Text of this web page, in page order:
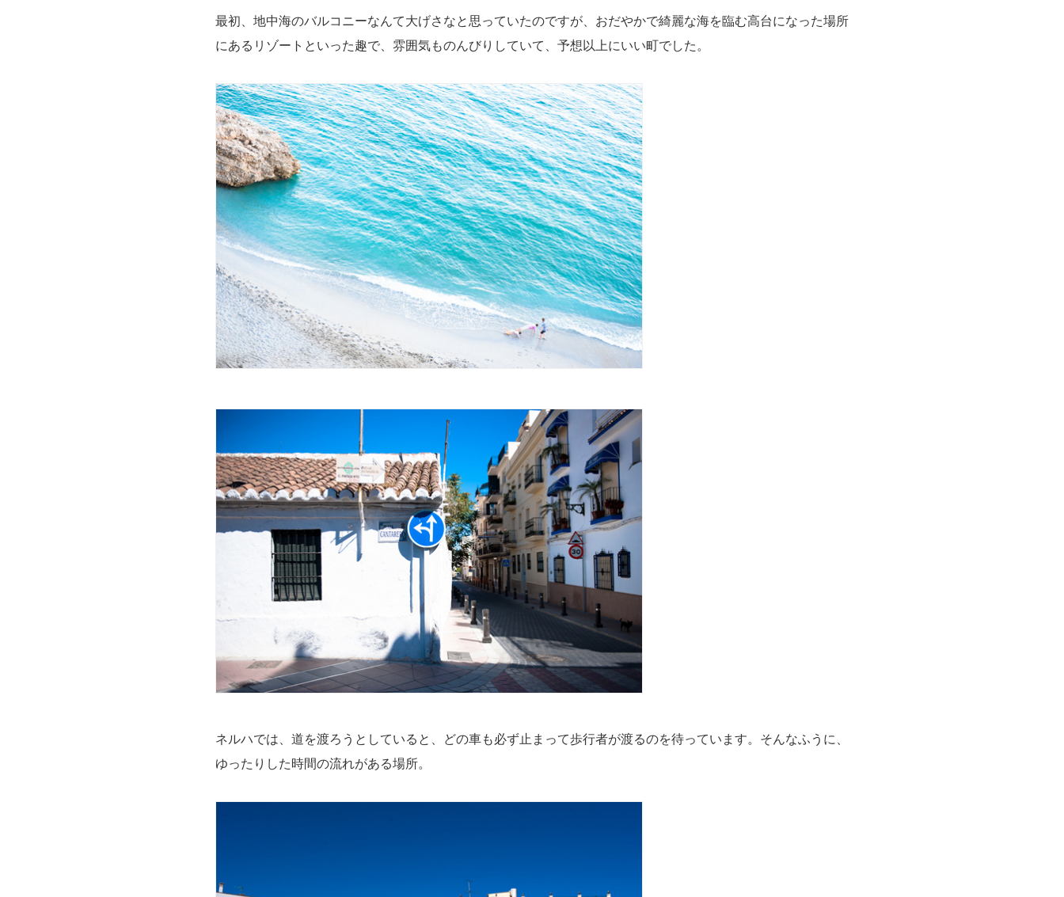
最初、地中海のバルコニーなんて大げさなと思っていたのですが、おだやかで綺麗な海を臨む高台になった場所
にあるリゾートといった趣で、雰囲気ものんびりしていて、予想以上にいい町でした。
ネルハでは、道を渡ろうとしていると、どの車も必ず止まって歩行者が渡るのを待っています。そんなふうに、
ゆったりした時間の流れがある場所。